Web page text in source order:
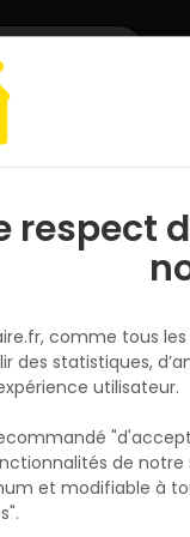
URSA XPS N V L Ep 50 mm
respect
comme tous
des statistiques,
utilisateur.
de notre
et modifiable à